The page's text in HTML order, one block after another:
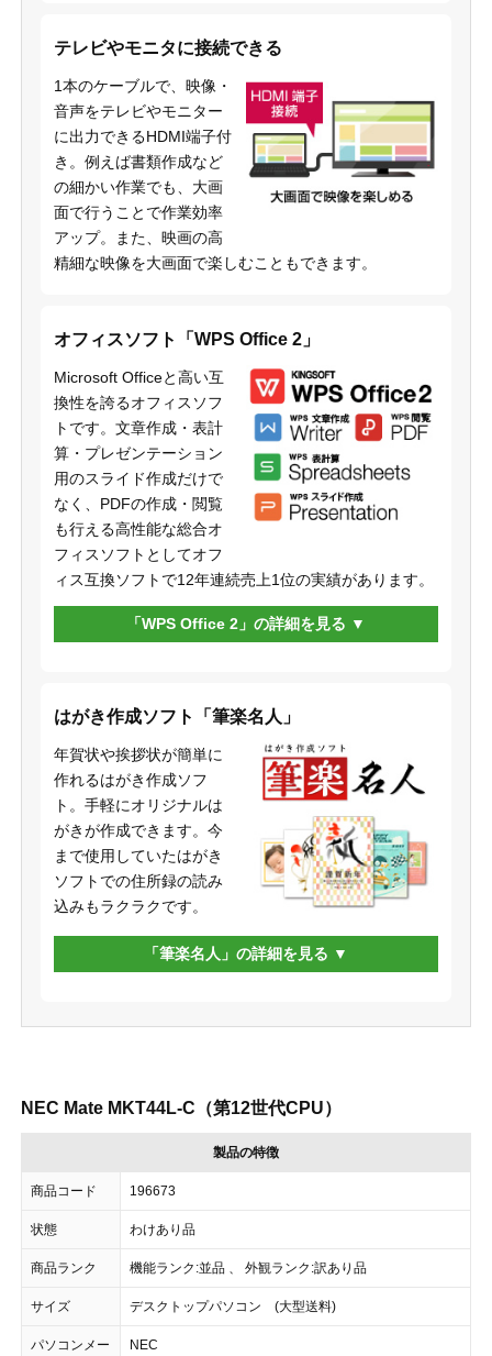
テレビやモニタに接続できる
1本のケーブルで、映像・
音声をテレビやモニター
に出力できるHDMI端子付
き。例えば書類作成など
の細かい作業でも、大画
面で行うことで作業効率
アップ。また、映画の高
精細な映像を大画面で楽しむこともできます。
オフィスソフト「WPS Office 2」
Microsoft Officeと高い互
換性を誇るオフィスソフ
トです。文章作成・表計
算・プレゼンテーション
用のスライド作成だけで
なく、PDFの作成・閲覧
も行える高性能な総合オ
フィスソフトとしてオフ
ィス互換ソフトで12年連続売上1位の実績があります。
「WPS Office 2」の詳細を見る
はがき作成ソフト「筆楽名人」
年賀状や挨拶状が簡単に
作れるはがき作成ソフ
ト。手軽にオリジナルは
がきが作成できます。今
まで使用していたはがき
ソフトでの住所録の読み
込みもラクラクです。
「筆楽名人」の詳細を見る
NEC Mate MKT44L-C（第12世代CPU）
製品の特徴
商品コード 196673
状態 わけあり品
商品ランク 機能ランク:並品 、 外観ランク:訳あり品
サイズ デスクトップパソコン (大型送料)
パソコンメー NEC